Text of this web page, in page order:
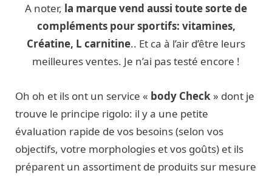
A noter, la marque vend aussi toute sorte de
compléments pour sportifs: vitamines,
Créatine, L carnitine.. Et ca à l’air d’être leurs
meilleures ventes. Je n’ai pas testé encore !
Oh oh et ils ont un service « body Check » dont je
trouve le principe rigolo: il y a une petite
évaluation rapide de vos besoins (selon vos
objectifs, votre morphologies et vos goûts) et ils
préparent un assortiment de produits sur mesure